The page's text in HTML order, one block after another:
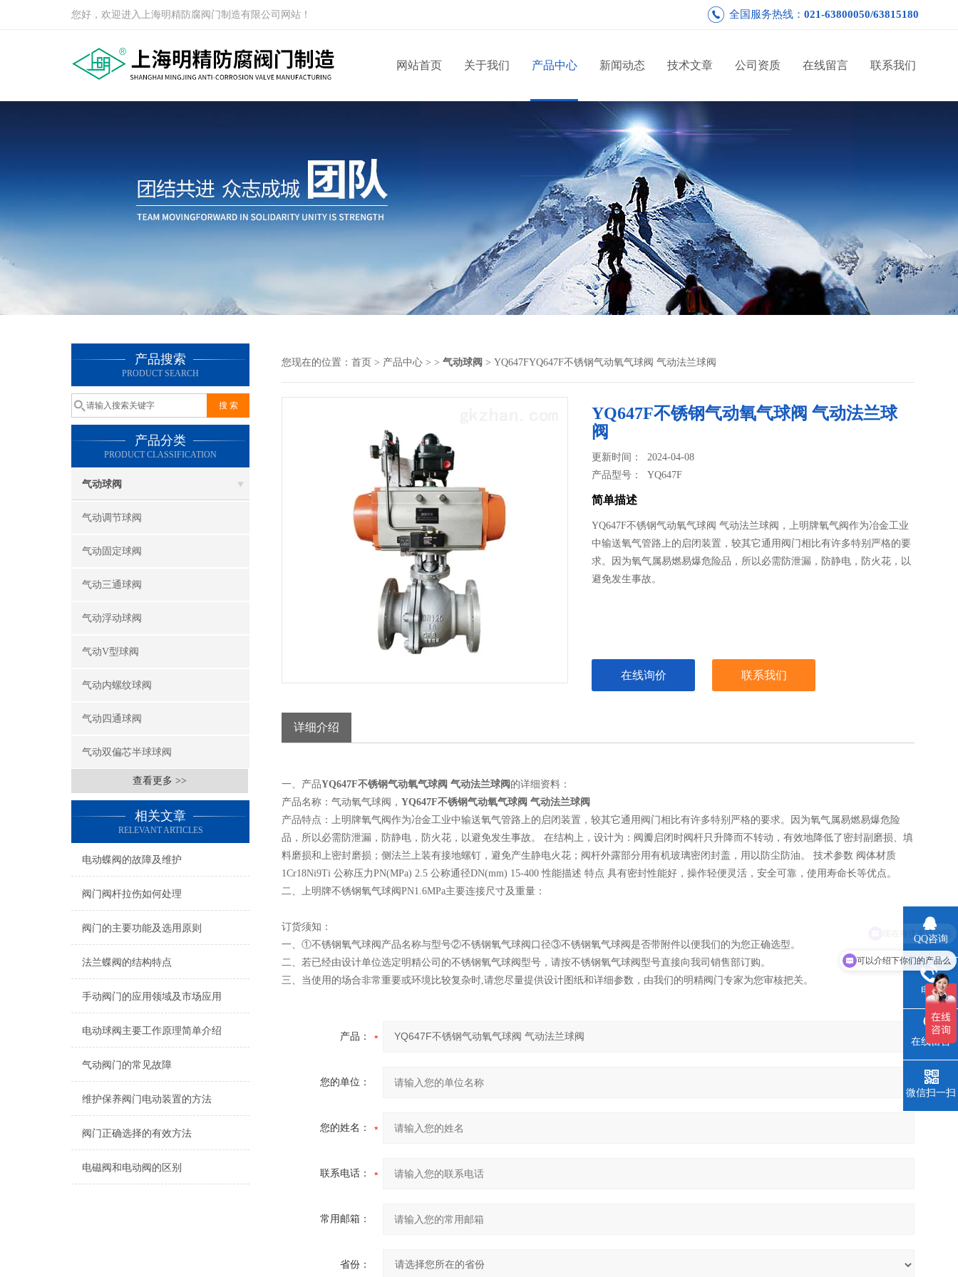
您好，欢迎进入上海明精防腐阀门制造有限公司网站！ 全国服务热线： 021-63800050/63815180
网站首页 关于我们 产品中心 新闻动态 技术文章 公司资质 在线留言 联系我们
可以介绍下你们的产品么
产品搜索
PRODUCT SEARCH
产品分类
PRODUCT CLASSIFICATION
气动球阀
气动调节球阀
气动固定球阀
气动三通球阀
气动浮动球阀
气动V型球阀
气动内螺纹球阀
气动四通球阀
气动双偏芯半球球阀
查看更多 >>
相关文章
RELEVANT ARTICLES
电动蝶阀的故障及维护
阀门阀杆拉伤如何处理
阀门的主要功能及选用原则
法兰蝶阀的结构特点
手动阀门的应用领域及市场应用
电动球阀主要工作原理简单介绍
气动阀门的常见故障
维护保养阀门电动装置的方法
阀门正确选择的有效方法
电磁阀和电动阀的区别
您现在的位置： 首页 > 产品中心 > > 气动球阀 > YQ647FYQ647F不锈钢气动氧气球阀 气动法兰球阀
YQ647F不锈钢气动氧气球阀 气动法兰球
阀
更新时间： 2024-04-08
产品型号：YQ647F
简单描述
YQ647F不锈钢气动氧气球阀 气动法兰球阀，上明牌氧气阀作为冶金工业
中输送氧气管路上的启闭装置，较其它通用阀门相比有许多特别严格的要
求。因为氧气属易燃易爆危险品，所以必需防泄漏，防静电，防火花，以
避免发生事故。
在线询价 联系我们
详细介绍
一、产品YQ647F不锈钢气动氧气球阀 气动法兰球阀 的详细资料：
产品名称：气动氧气球阀， YQ647F不锈钢气动氧气球阀 气动法兰球阀
产品特点：上明牌氧气阀作为冶金工业中输送氧气管路上的启闭装置，较其它通用阀门相比有许多特别严格的要求。因为氧气属易燃易爆危险
品，所以必需防泄漏，防静电，防火花，以避免发生事故。 在结构上，设计为：阀瓣启闭时阀杆只升降而不转动，有效地降低了密封副磨损、填
料磨损和上密封磨损；侧法兰上装有接地螺钉，避免产生静电火花；阀杆外露部分用有机玻璃密闭封盖，用以防尘防油。 技术参数 阀体材质
1Cr18Ni9Ti 公称压力PN(MPa) 2.5 公称通径DN(mm) 15-400 性能描述 特点 具有密封性能好，操作轻便灵活，安全可靠，使用寿命长等优点。
二、上明牌不锈钢氧气球阀PN1.6MPa主要连接尺寸及重量：
订货须知：
一、①不锈钢氧气球阀产品名称与型号②不锈钢氧气球阀口径③不锈钢氧气球阀是否带附件以便我们的为您正确选型。
二、若已经由设计单位选定明精公司的不锈钢氧气球阀型号，请按不锈钢氧气球阀型号直接向我司销售部订购。
三、当使用的场合非常重要或环境比较复杂时,请您尽量提供设计图纸和详细参数，由我们的明精阀门专家为您审核把关。
产品：
您的单位：
您的姓名：
联系电话：
常用邮箱：
省份：
QQ咨询
电话
在线留言
微信扫一扫